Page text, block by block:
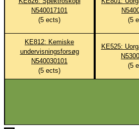
N540017101
(5 ects)
(5
KE812: Kemiske
undervisningsforsøg
N540030101
(5 ects)
KE525:
(5